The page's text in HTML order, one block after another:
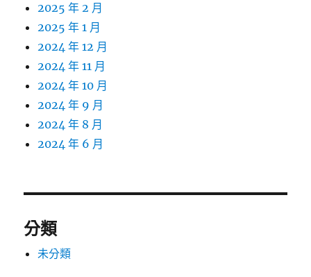
2025 年 2 月
2025 年 1 月
2024 年 12 月
2024 年 11 月
2024 年 10 月
2024 年 9 月
2024 年 8 月
2024 年 6 月
分類
未分類